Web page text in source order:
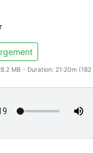
MB - Duration: 21:20m